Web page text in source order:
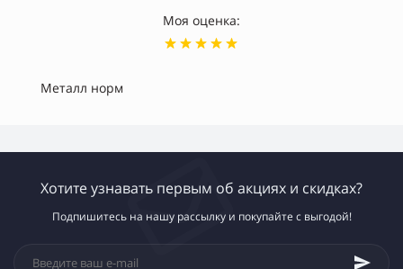
Моя оценка:
Металл норм
Хотите узнавать первым об акциях и скидках?
Подпишитесь на нашу рассылку и покупайте с выгодой!